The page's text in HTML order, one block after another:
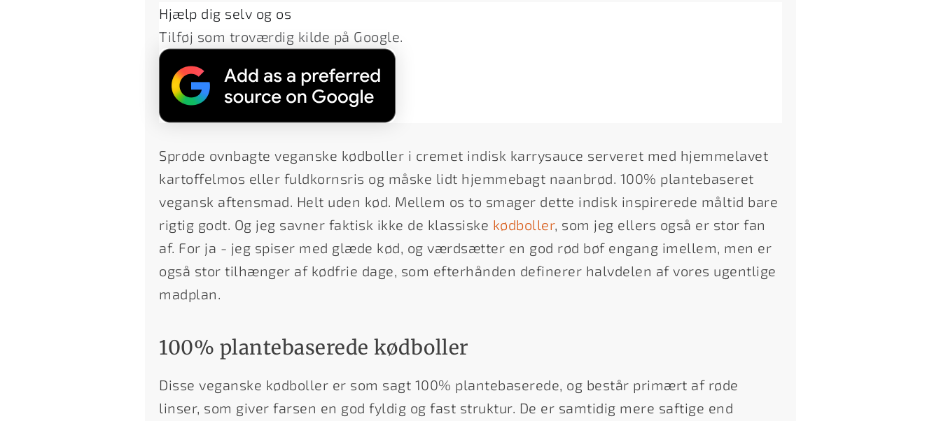
Hjælp dig selv og os
Tilføj som troværdig kilde på Google.
Sprøde ovnbagte veganske kødboller i cremet indisk karrysauce serveret med hjemmelavet
kartoffelmos eller fuldkornsris og måske lidt hjemmebagt naanbrød. 100% plantebaseret
vegansk aftensmad. Helt uden kød. Mellem os to smager dette indisk inspirerede måltid bare
rigtig godt. Og jeg savner faktisk ikke de klassiske kødboller, som jeg ellers også er stor fan
af. For ja - jeg spiser med glæde kød, og værdsætter en god rød bøf engang imellem, men er
også stor tilhænger af kødfrie dage, som efterhånden definerer halvdelen af vores ugentlige
madplan.
100% plantebaserede kødboller
Disse veganske kødboller er som sagt 100% plantebaserede, og består primært af røde
linser, som giver farsen en god fyldig og fast struktur. De er samtidig mere saftige end